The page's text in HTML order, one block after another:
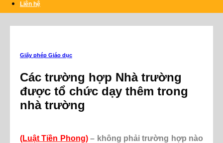
Liên hệ
Giấy phép Giáo dục
Các trường hợp Nhà trường
được tổ chức dạy thêm trong
nhà trường
(Luật Tiền Phong) – không phải trường hợp nào